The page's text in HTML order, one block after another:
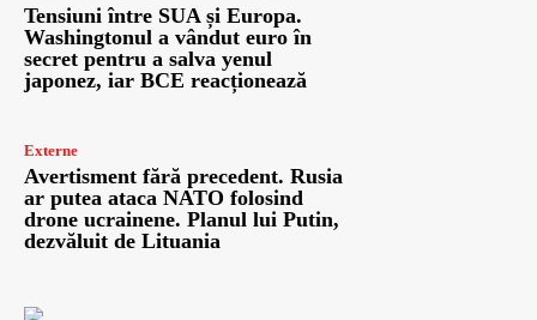
Tensiuni între SUA și Europa.
Washingtonul a vândut euro în
secret pentru a salva yenul
japonez, iar BCE reacționează
Externe
Avertisment fără precedent. Rusia
ar putea ataca NATO folosind
drone ucrainene. Planul lui Putin,
dezvăluit de Lituania